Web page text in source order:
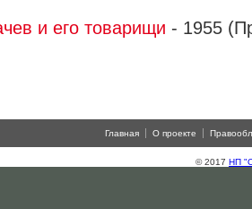
и его товарищи - 1955
Главная О проекте
© 2017 НП